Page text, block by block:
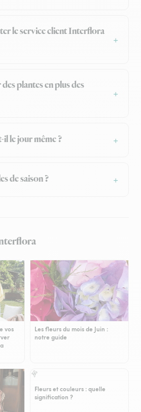
le service client Interflora
plantes en plus des
le jour même ?
de saison ?
vos
Les fleurs du mois de Juin :
notre guide
Fleurs et couleurs : quelle
signification ?